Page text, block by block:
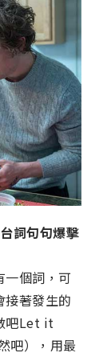
詞句句爆擊
一個詞，可
接著發生的
吧Let it
吧），用最